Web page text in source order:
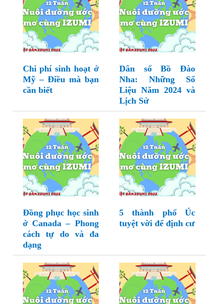
Chi phí sinh hoạt ở
Mỹ – Điều mà bạn
cần biết
Dân số Bồ Đào
Nha: Những Số
Liệu Năm 2024 và
Lịch Sử
Đồng phục học sinh
ở Canada – Phong
cách tự do và đa
dạng
5 thành phố Úc
tuyệt vời để định cư